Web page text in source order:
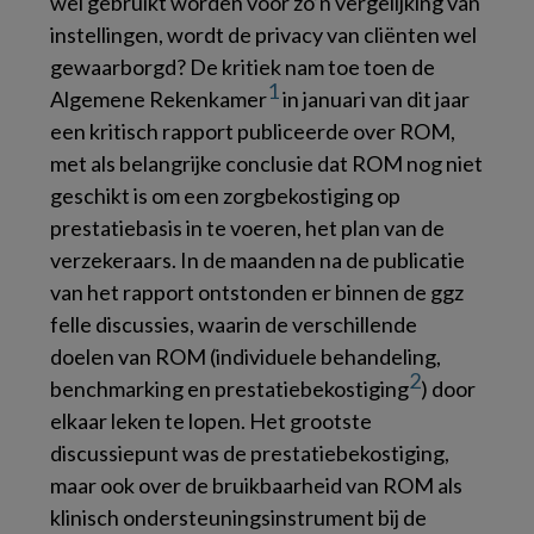
instellingen, wordt de privacy van cliënten wel
gewaarborgd? De kritiek nam toe toen de
Algemene Rekenkamer1 in januari van dit jaar
een kritisch rapport publiceerde over ROM,
met als belangrijke conclusie dat ROM nog niet
geschikt is om een zorgbekostiging op
prestatiebasis in te voeren, het plan van de
verzekeraars. In de maanden na de publicatie
van het rapport ontstonden er binnen de ggz
felle discussies, waarin de verschillende
doelen van ROM (individuele behandeling,
benchmarking en prestatiebekostiging2) door
elkaar leken te lopen. Het grootste
discussiepunt was de prestatiebekostiging,
maar ook over de bruikbaarheid van ROM als
klinisch ondersteuningsinstrument bij de